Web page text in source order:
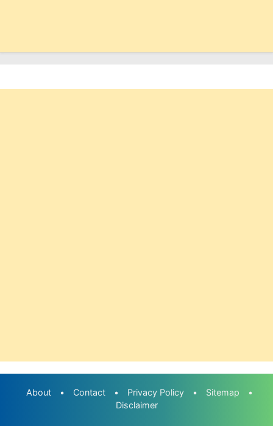
About • Contact • Privacy Policy • Sitemap
•
Disclaimer